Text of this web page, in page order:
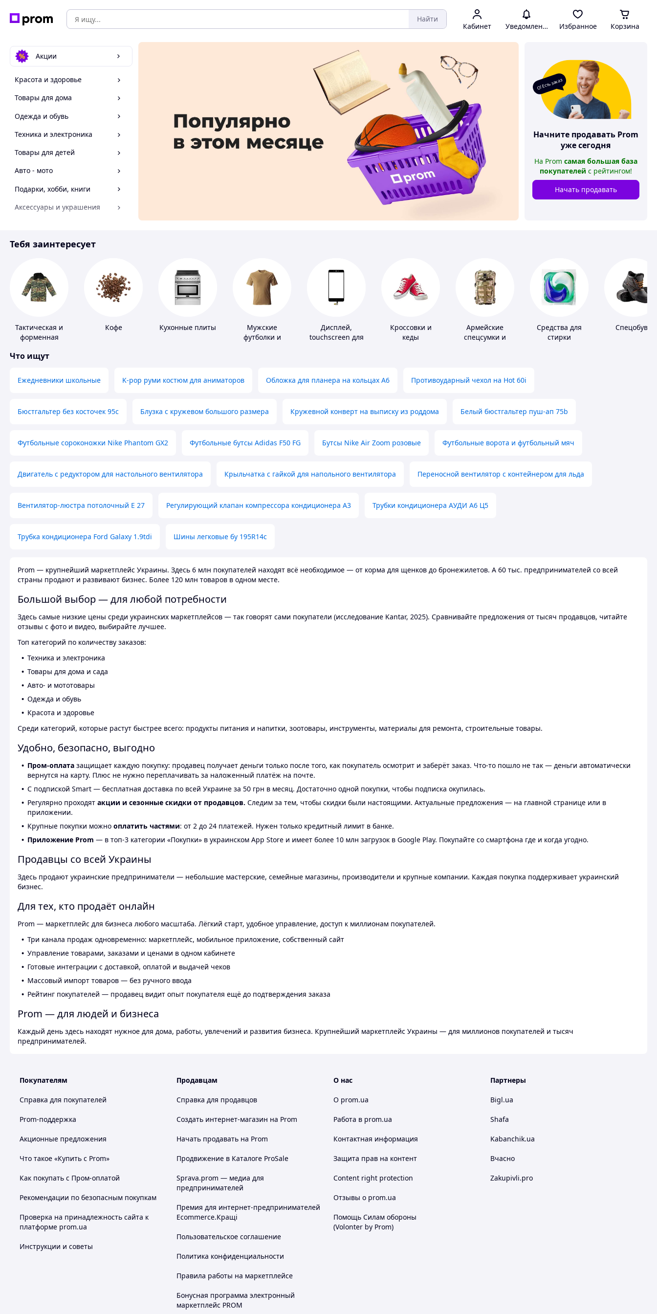
Найти
Кабинет Уведомления Избранное Корзина
Акции
Красота и здоровье
Товары для дома
Одежда и обувь
Техника и электроника
Товары для детей
Авто - мото
Подарки, хобби, книги
Аксессуары и украшения
Спорт и отдых
О! Есть заказ
Начните продавать Prom
уже сегодня
На Prom самая большая база
покупателей с рейтингом!
Начать продавать
Тебя заинтересует
Тактическая и
форменная
Кофе Кухонные плиты
Мужские
футболки и
Дисплей,
touchscreen для
Кроссовки и
кеды
Армейские
спецсумки и
Средства для
стирки
Спецобувь
Что ищут
Ежедневники школьные K-pop руми костюм для аниматоров Обложка для планера на кольцах А6 Противоударный чехол на Hot 60i
Бюстгальтер без косточек 95с Блузка с кружевом большого размера Кружевной конверт на выписку из роддома Белый бюстгальтер пуш-ап 75b
Футбольные сороконожки Nike Phantom GX2 Футбольные бутсы Adidas F50 FG Бутсы Nike Air Zoom розовые Футбольные ворота и футбольный мяч
Двигатель с редуктором для настольного вентилятора Крыльчатка с гайкой для напольного вентилятора Переносной вентилятор с контейнером для льда
Вентилятор-люстра потолочный E 27 Регулирующий клапан компрессора кондиционера А3 Трубки кондиционера АУДИ А6 Ц5
Трубка кондиционера Ford Galaxy 1.9tdi Шины легковые бу 195R14c
Prom — крупнейший маркетплейс Украины. Здесь 6 млн покупателей находят всё необходимое — от корма для щенков до бронежилетов. А 60 тыс. предпринимателей со всей
страны продают и развивают бизнес. Более 120 млн товаров в одном месте.
Большой выбор — для любой потребности
Здесь самые низкие цены среди украинских маркетплейсов — так говорят сами покупатели (исследование Kantar, 2025). Сравнивайте предложения от тысяч продавцов, читайте
отзывы с фото и видео, выбирайте лучшее.
Топ категорий по количеству заказов:
Техника и электроника
Товары для дома и сада
Авто- и мототовары
Одежда и обувь
Красота и здоровье
Среди категорий, которые растут быстрее всего: продукты питания и напитки, зоотовары, инструменты, материалы для ремонта, строительные товары.
Удобно, безопасно, выгодно
Пром-оплата защищает каждую покупку: продавец получает деньги только после того, как покупатель осмотрит и заберёт заказ. Что-то пошло не так — деньги автоматически
вернутся на карту. Плюс не нужно переплачивать за наложенный платёж на почте.
С подпиской Smart — бесплатная доставка по всей Украине за 50 грн в месяц. Достаточно одной покупки, чтобы подписка окупилась.
Регулярно проходят акции и сезонные скидки от продавцов. Следим за тем, чтобы скидки были настоящими. Актуальные предложения — на главной странице или в
приложении.
Крупные покупки можно оплатить частями: от 2 до 24 платежей. Нужен только кредитный лимит в банке.
Приложение Prom — в топ-3 категории «Покупки» в украинском App Store и имеет более 10 млн загрузок в Google Play. Покупайте со смартфона где и когда угодно.
Продавцы со всей Украины
Здесь продают украинские предприниматели — небольшие мастерские, семейные магазины, производители и крупные компании. Каждая покупка поддерживает украинский
бизнес.
Для тех, кто продаёт онлайн
Prom — маркетплейс для бизнеса любого масштаба. Лёгкий старт, удобное управление, доступ к миллионам покупателей.
Три канала продаж одновременно: маркетплейс, мобильное приложение, собственный сайт
Управление товарами, заказами и ценами в одном кабинете
Готовые интеграции с доставкой, оплатой и выдачей чеков
Массовый импорт товаров — без ручного ввода
Рейтинг покупателей — продавец видит опыт покупателя ещё до подтверждения заказа
Prom — для людей и бизнеса
Каждый день здесь находят нужное для дома, работы, увлечений и развития бизнеса. Крупнейший маркетплейс Украины — для миллионов покупателей и тысяч
предпринимателей.
Покупателям
Справка для покупателей
Prom-поддержка
Акционные предложения
Что такое «Купить с Prom»
Как покупать с Пром-оплатой
Рекомендации по безопасным покупкам
Проверка на принадлежность сайта к
платформе prom.ua
Инструкции и советы
Продавцам
Справка для продавцов
Создать интернет-магазин на Prom
Начать продавать на Prom
Продвижение в Каталоге ProSale
Sprava.prom — медиа для
предпринимателей
Премия для интернет-предпринимателей
Ecommerce.Кращі
Пользовательское соглашение
Политика конфиденциальности
Правила работы на маркетплейсе
Бонусная программа электронный
маркетплейс PROM
О нас
О prom.ua
Работа в prom.ua
Контактная информация
Защита прав на контент
Content right protection
Отзывы о prom.ua
Помощь Силам обороны
(Volonter by Prom)
Партнеры
Bigl.ua
Shafa
Kabanchik.ua
Вчасно
Zakupivli.pro